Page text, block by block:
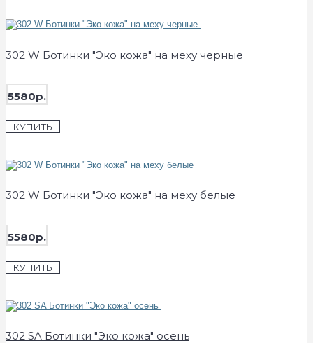
302 W Ботинки "Эко кожа" на меху черные
5580р.
КУПИТЬ
302 W Ботинки "Эко кожа" на меху белые
5580р.
КУПИТЬ
302 SA Ботинки "Эко кожа" осень